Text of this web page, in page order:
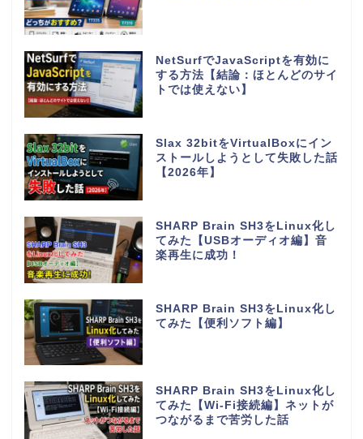
NetSurfでJavaScriptを有効に
する方法【結論：ほとんどのサイ
トでは使えない】
Slax 32bitをVirtualBoxにイン
ストールしようとして失敗した話
【2026年】
SHARP Brain SH3をLinux化し
てみた【USBオーディオ編】音
楽再生に成功！
SHARP Brain SH3をLinux化し
てみた【便利ソフト編】
SHARP Brain SH3をLinux化し
てみた【Wi-Fi接続編】ネットが
つながるまで苦労した話